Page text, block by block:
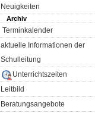
Neuigkeiten
Archiv
Terminkalender
aktuelle Informationen der
Schulleitung
Unterrichtszeiten
Leitbild
Beratungsangebote